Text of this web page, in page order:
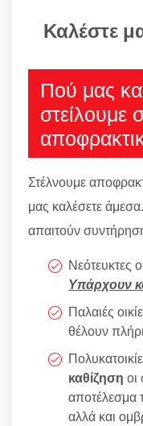
Καλέστε
Πού μας
στείλουμε
Στέλνουμε
μας καλέσετε
απαιτούν
Νεότευκτες
Υπάρχουν
Παλαιές
θέλουν
καθίζηση
αποτέλεσμα
αλλά και